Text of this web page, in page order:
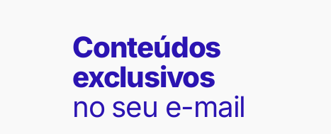
Conteúdos
exclusivos
no seu e-mail